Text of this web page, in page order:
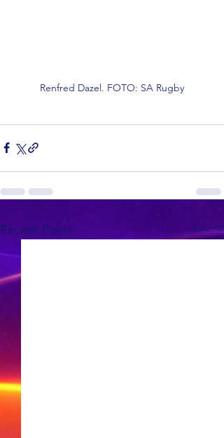
Renfred Dazel. FOTO: SA Rugby
Recent Posts See All